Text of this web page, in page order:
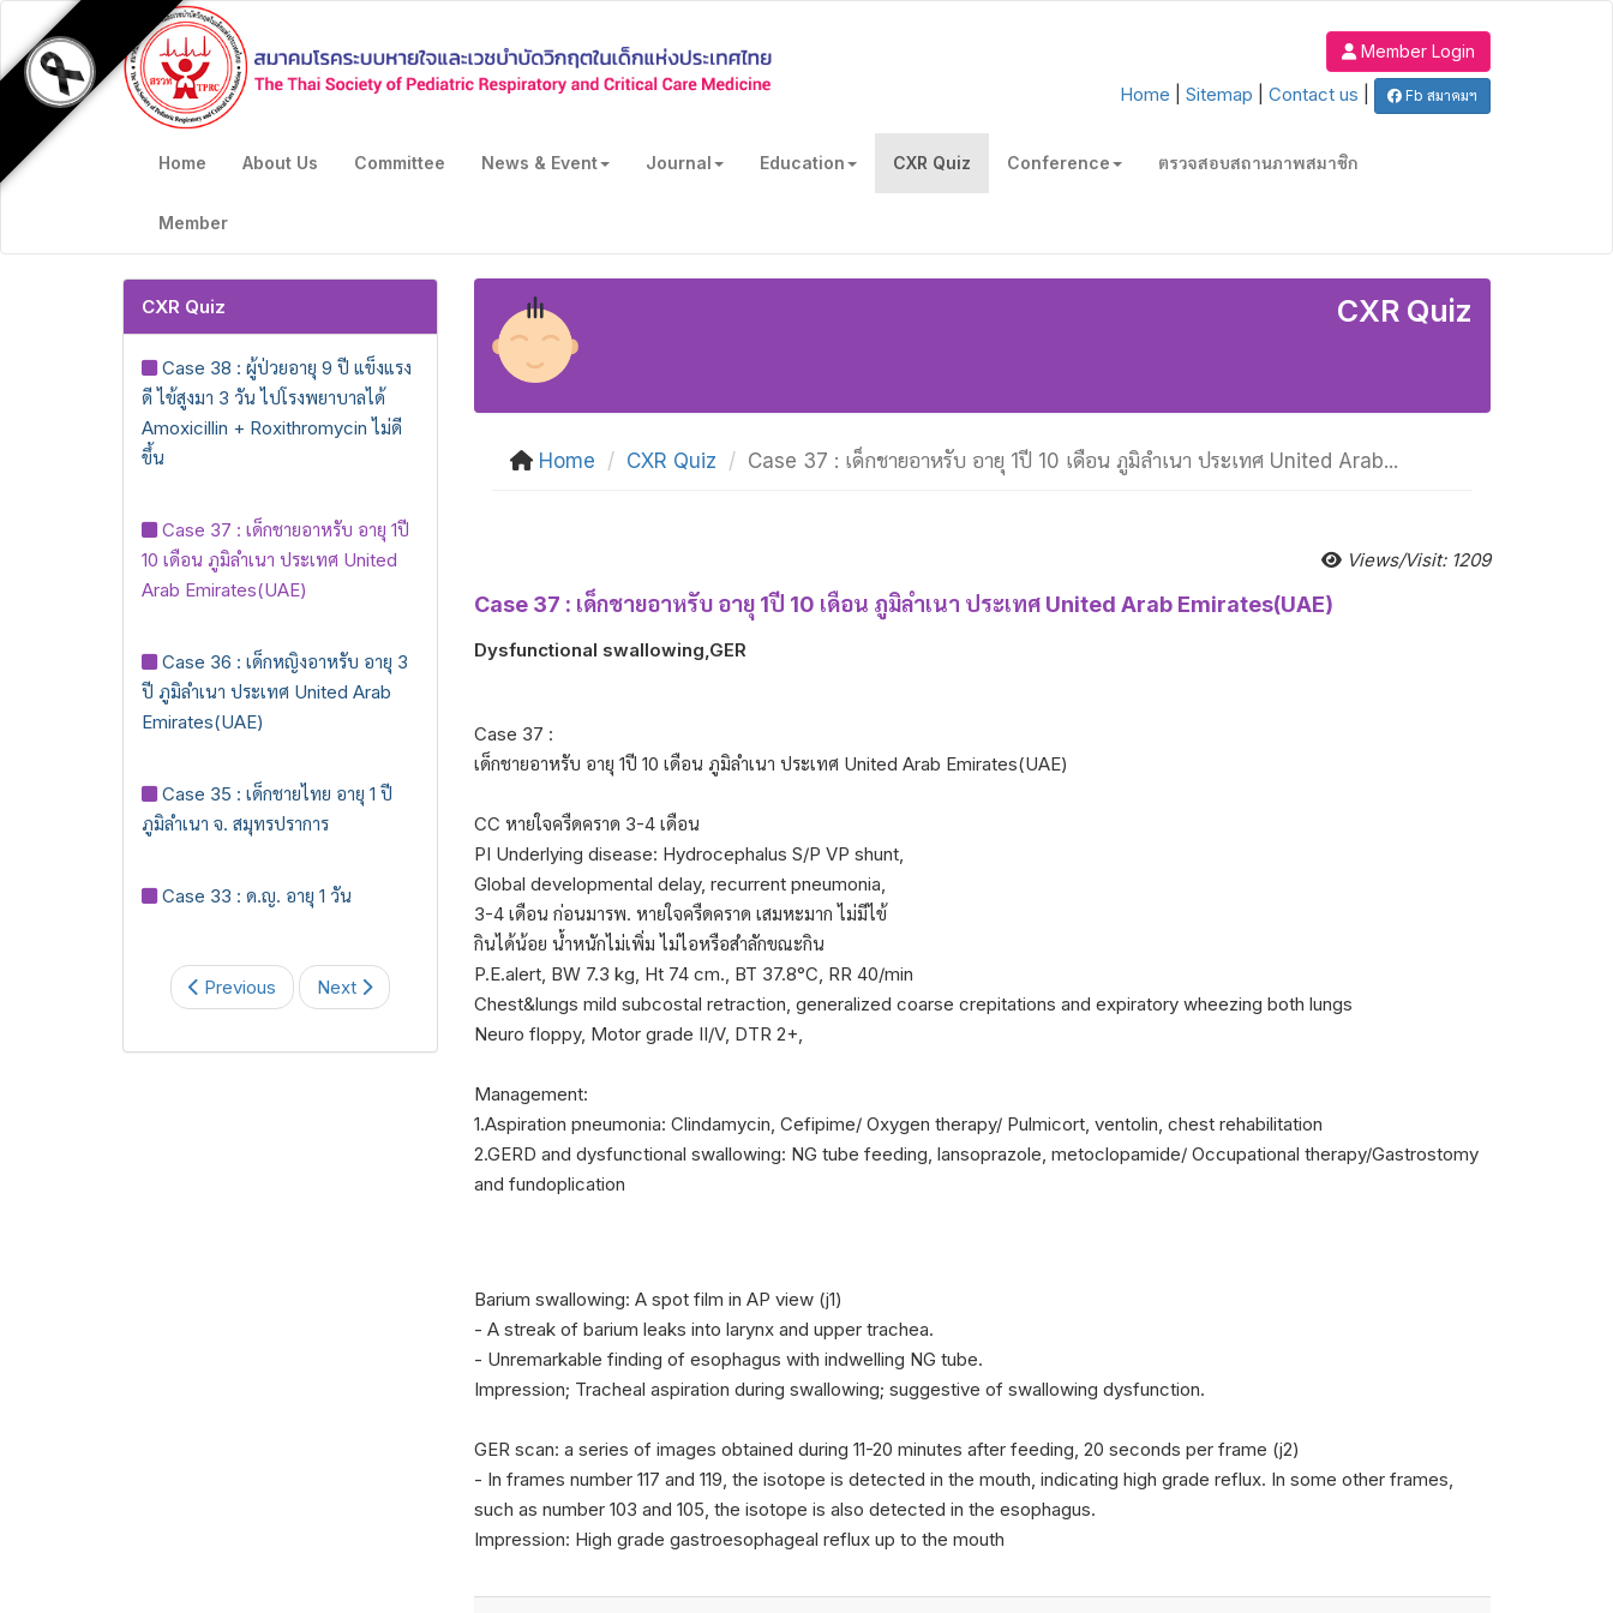
Member Login
Home Sitemap Contact us Fb สมาคมฯ
Home About Us Committee News & Event Journal Education CXR Quiz Conference ตรวจสอบสถานภาพสมาชิก
Member
CXR Quiz
Case 38 : ผู้ป่วยอายุ 9 ปี แข็งแรง
ดี ไข้สูงมา 3 วัน ไปโรงพยาบาลได้
Amoxicillin + Roxithromycin ไม่ดี
ขึ้น
Case 37 : เด็กชายอาหรับ อายุ 1ปี
10 เดือน ภูมิลำเนา ประเทศ United
Arab Emirates(UAE)
Case 36 : เด็กหญิงอาหรับ อายุ 3
ปี ภูมิลำเนา ประเทศ United Arab
Emirates(UAE)
Case 35 : เด็กชายไทย อายุ 1 ปี
ภูมิลำเนา จ. สมุทรปราการ
Case 33 : ด.ญ. อายุ 1 วัน
Previous Next
CXR Quiz
Home CXR Quiz Case 37 : เด็กชายอาหรับ อายุ 1ปี 10 เดือน ภูมิลำเนา ประเทศ United Arab...
Views/Visit: 1209
Case 37 : เด็กชายอาหรับ อายุ 1ปี 10 เดือน ภูมิลำเนา ประเทศ United Arab Emirates(UAE)
Dysfunctional swallowing,GER
Case 37 :
เด็กชายอาหรับ อายุ 1ปี 10 เดือน ภูมิลำเนา ประเทศ United Arab Emirates(UAE)
CC หายใจครืดคราด 3-4 เดือน
PI Underlying disease: Hydrocephalus S/P VP shunt,
Global developmental delay, recurrent pneumonia,
3-4 เดือน ก่อนมารพ. หายใจครืดคราด เสมหะมาก ไม่มีไข้
กินได้น้อย น้ำหนักไม่เพิ่ม ไม่ไอหรือสำลักขณะกิน
P.E.alert, BW 7.3 kg, Ht 74 cm., BT 37.8°C, RR 40/min
Chest&lungs mild subcostal retraction, generalized coarse crepitations and expiratory wheezing both lungs
Neuro floppy, Motor grade II/V, DTR 2+,
Management:
1.Aspiration pneumonia: Clindamycin, Cefipime/ Oxygen therapy/ Pulmicort, ventolin, chest rehabilitation
2.GERD and dysfunctional swallowing: NG tube feeding, lansoprazole, metoclopamide/ Occupational therapy/Gastrostomy
and fundoplication
Barium swallowing: A spot film in AP view (j1)
- A streak of barium leaks into larynx and upper trachea.
- Unremarkable finding of esophagus with indwelling NG tube.
Impression; Tracheal aspiration during swallowing; suggestive of swallowing dysfunction.
GER scan: a series of images obtained during 11-20 minutes after feeding, 20 seconds per frame (j2)
- In frames number 117 and 119, the isotope is detected in the mouth, indicating high grade reflux. In some other frames,
such as number 103 and 105, the isotope is also detected in the esophagus.
Impression: High grade gastroesophageal reflux up to the mouth